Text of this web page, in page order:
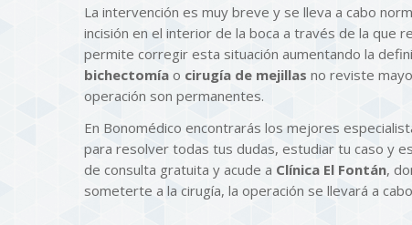
La intervención es muy breve y se lleva a cabo
incisión en el interior de la boca a través de la que
permite corregir esta situación aumentando la
bichectomía o cirugía de mejillas no reviste
operación son permanentes.
En Bonomédico encontrarás los mejores
para resolver todas tus dudas, estudiar tu caso y
de consulta gratuita y acude a Clínica El Fontán,
someterte a la cirugía, la operación se llevará a